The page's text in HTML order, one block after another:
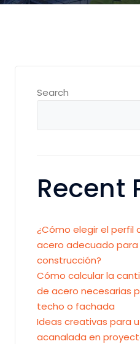
Search
Recent
¿Cómo elegir el perfil
acero adecuado
construcción?
Cómo calcular la
de acero necesarias
techo o fachada
Ideas creativas para
acanalada en